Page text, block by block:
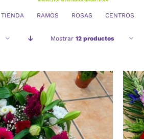
TIENDA RAMOS ROSAS CENTROS
Mostrar 12 productos